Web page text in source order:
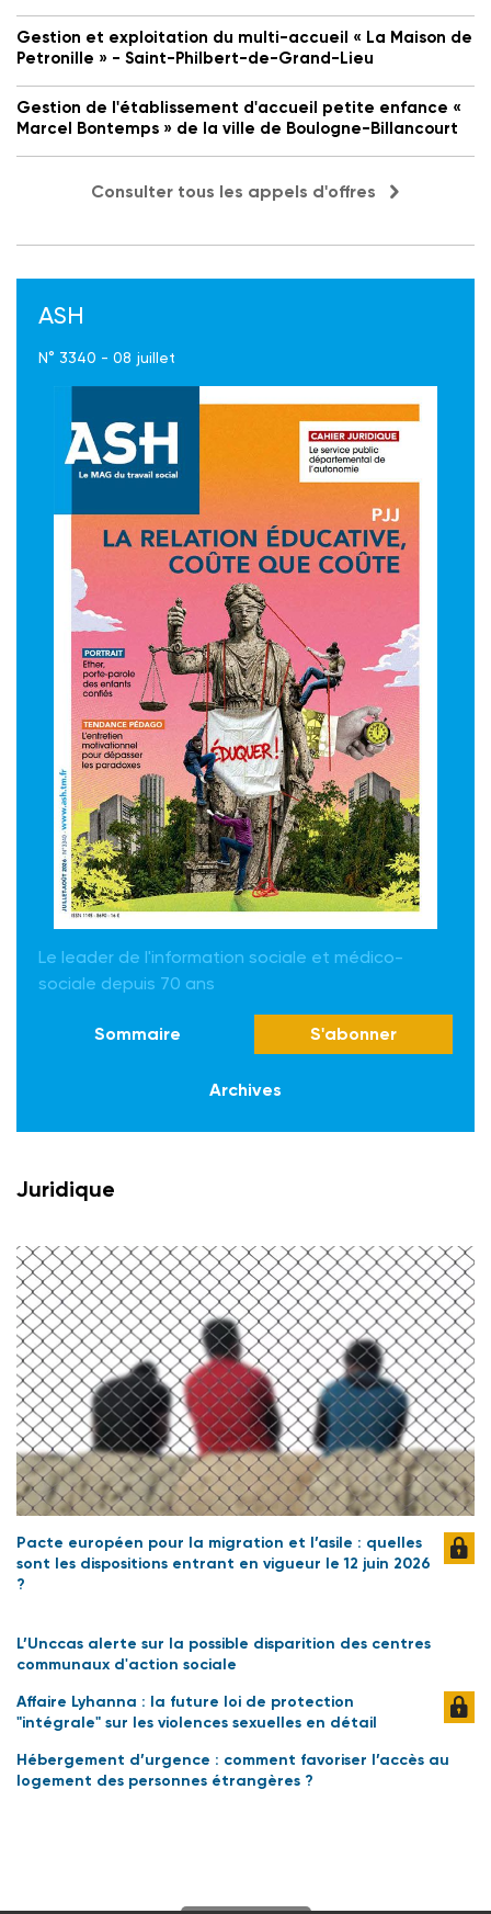
Gestion et exploitation du multi-accueil « La Maison de
Petronille » - Saint-Philbert-de-Grand-Lieu
Gestion de l'établissement d'accueil petite enfance «
Marcel Bontemps » de la ville de Boulogne-Billancourt
Consulter tous les appels d'offres
ASH
N° 3340 - 08 juillet
Le leader de l'information sociale et médico-
sociale depuis 70 ans
Sommaire S'abonner
Archives
Juridique
Pacte européen pour la migration et l’asile : quelles
sont les dispositions entrant en vigueur le 12 juin 2026
?
L’Unccas alerte sur la possible disparition des centres
communaux d'action sociale
Affaire Lyhanna : la future loi de protection
"intégrale" sur les violences sexuelles en détail
Hébergement d’urgence : comment favoriser l’accès au
logement des personnes étrangères ?